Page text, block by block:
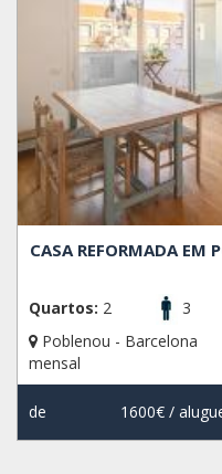
CASA REFORMADA EM
Quartos: 2 3
Poblenou - Barcelona
mensal
de 1600€/